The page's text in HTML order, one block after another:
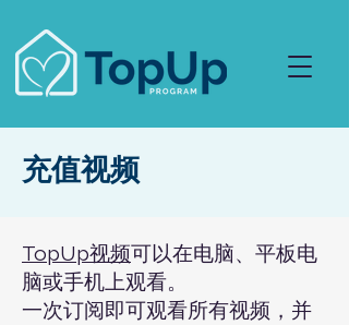
充值视频
TopUp视频可以在电脑、平板电
脑或手机上观看。
一次订阅即可观看所有视频，并